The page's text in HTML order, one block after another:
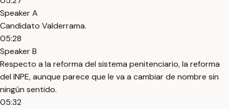
Speaker A
Candidato Valderrama.
05:28
Speaker B
Respecto a la reforma del sistema penitenciario, la reforma
del INPE, aunque parece que le va a cambiar de nombre sin
ningún sentido.
05:32